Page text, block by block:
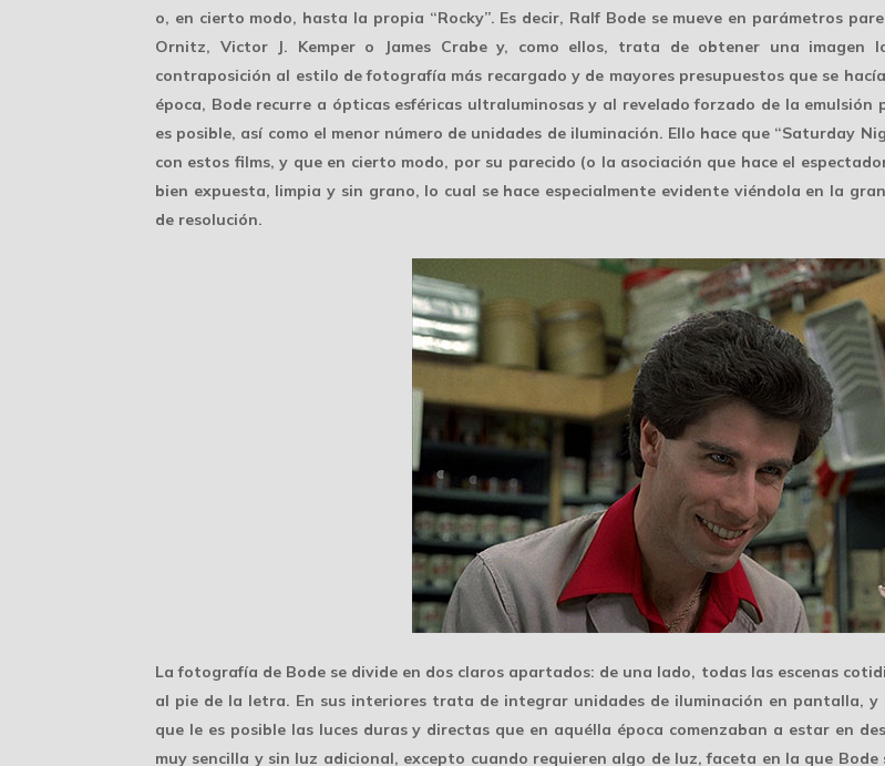
o, en cierto modo, hasta la propia “Rocky”. Es decir, Ralf Bode se mueve en parámetros
Ornitz, Victor J. Kemper o James Crabe y, como ellos, trata de obtener una imagen
contraposición al estilo de fotografía más recargado y de mayores presupuestos que se
época, Bode recurre a ópticas esféricas ultraluminosasy al revelado forzado de la emulsión
es posible, así como el menor número de unidades de iluminación. Ello hace que “Saturday
con estos films, y que en cierto modo, por su parecido (o la asociación que hace el
bien expuesta, limpia y sin grano, lo cual se hace especialmente evidente viéndola en la
de resolución.
La fotografía de Bode se divide en dos claros apartados: de una lado, todas las escenas
al pie de la letra. En sus interiores trata de integrar unidades de iluminación en pantalla, y
que le es posible las luces duras y directas que en aquélla época comenzaban a estar en
muy sencilla y sin luz adicional, excepto cuando requieren algo de luz, faceta en la que